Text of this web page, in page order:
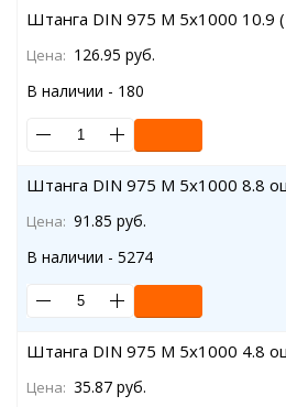
Штанга DIN 975 M 5x1000 10.9
Цена: 126.95 руб.
В наличии - 180
Штанга DIN 975 M 5x1000 8.8
Цена: 91.85 руб.
В наличии - 5274
Штанга DIN 975 M 5x1000 4.8
Цена: 35.87 руб.